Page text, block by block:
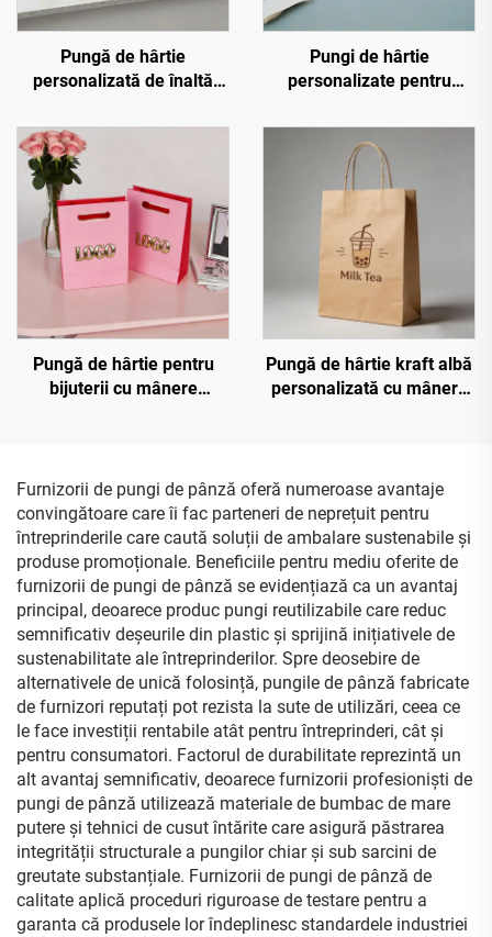
Pungă de hârtie
personalizată de înaltă
foilă aurie, cu mâner,
pungi de hârtie
personalizate boutique
pentru cumpărături
Pungi de hârtie
personalizate pentru
cald aurit, pungi de
cumpărături tip sac, pungi
de hârtie reciclată pentru
Pungă de hârtie pentru
bijuterii cu mânere
Pungă de hârtie kraft albă
personalizată cu mânere
Furnizorii de pungi de pânză oferă numeroase avantaje
convingătoare care îi fac parteneri de neprețuit pentru
întreprinderile care caută soluții de ambalare sustenabile și
produse promoționale. Beneficiile pentru mediu oferite de
furnizorii de pungi de pânză se evidențiază ca un avantaj
principal, deoarece produc pungi reutilizabile care reduc
semnificativ deșeurile din plastic și sprijină inițiativele de
sustenabilitate ale întreprinderilor. Spre deosebire de
alternativele de unică folosință, pungile de pânză fabricate
de furnizori reputați pot rezista la sute de utilizări, ceea ce
le face investiții rentabile atât pentru întreprinderi, cât și
pentru consumatori. Factorul de durabilitate reprezintă un
alt avantaj semnificativ, deoarece furnizorii profesioniști de
pungi de pânză utilizează materiale de bumbac de mare
putere și tehnici de cusut întărite care asigură păstrarea
integrității structurale a pungilor chiar și sub sarcini de
greutate substanțiale. Furnizorii de pungi de pânză de
calitate aplică proceduri riguroase de testare pentru a
garanta că produsele lor îndeplinesc standardele industriei